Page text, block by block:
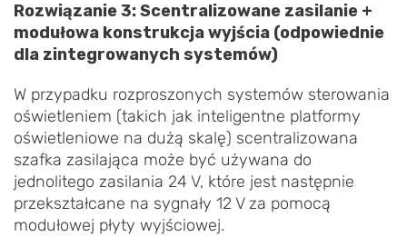
Rozwiązanie 3: Scentralizowane zasilanie +
modułowa konstrukcja wyjścia (odpowiednie
dla zintegrowanych systemów)
W przypadku rozproszonych systemów sterowania
oświetleniem (takich jak inteligentne platformy
oświetleniowe na dużą skalę) scentralizowana
szafka zasilająca może być używana do
jednolitego zasilania 24 V, które jest następnie
przekształcane na sygnały 12 V za pomocą
modułowej płyty wyjściowej.